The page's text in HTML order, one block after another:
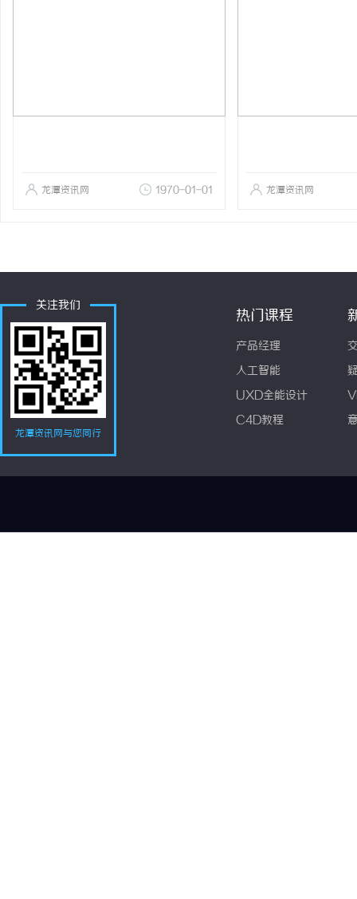
龙潭资讯网 1970-01-01 龙潭资讯网
关注我们
龙潭资讯网与您同行
热门课程
产品经理
人工智能
UXD全能设计
C4D教程